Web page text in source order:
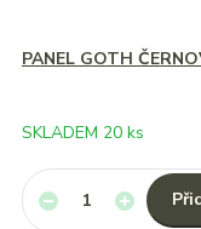
PANEL GOTH
SKLADEM 20 ks